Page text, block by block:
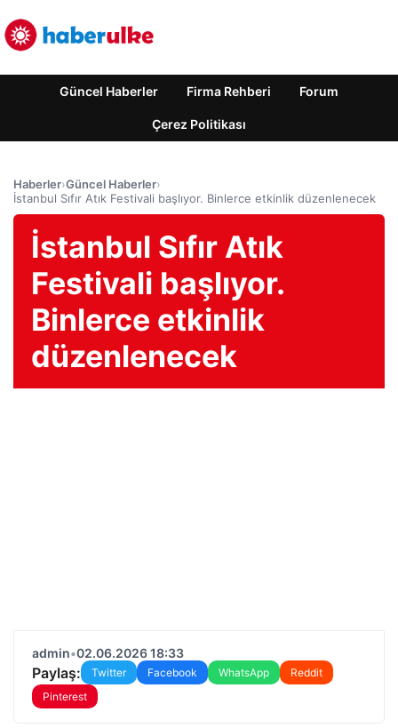
Güncel Haberler Firma Rehberi Forum
Çerez Politikası
Haberler›Güncel Haberler›
İstanbul Sıfır Atık Festivali başlıyor. Binlerce etkinlik düzenlenecek
İstanbul Sıfır Atık
Festivali başlıyor.
Binlerce etkinlik
düzenlenecek
admin•02.06.2026 18:33
Paylaş: Twitter Facebook WhatsApp
Reddit
Pinterest